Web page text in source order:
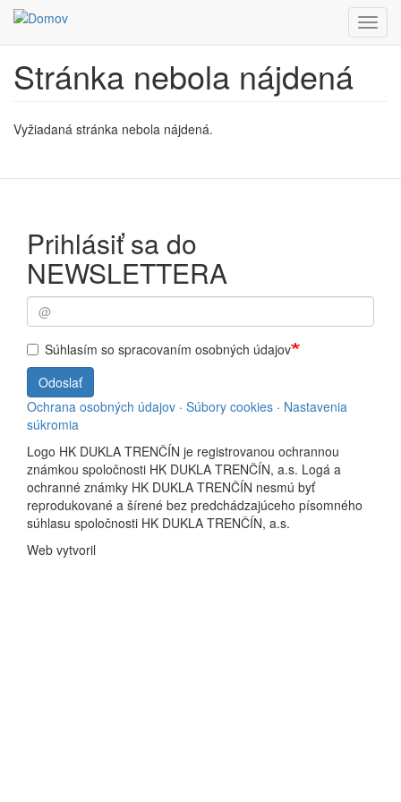
Skočiť
obsah
Stránka nebola nájdená
Vyžiadaná stránka nebola nájdená.
Prihlásiť sa do
NEWSLETTERA
Súhlasím so spracovaním osobných údajov
Odoslať
Ochrana osobných údajov · Súbory cookies · Nastavenia
súkromia
Logo HK DUKLA TRENČÍN je registrovanou ochrannou
známkou spoločnosti HK DUKLA TRENČÍN, a.s. Logá a
ochranné známky HK DUKLA TRENČÍN nesmú byť
reprodukované a šírené bez predchádzajúceho písomného
súhlasu spoločnosti HK DUKLA TRENČÍN, a.s.
Web vytvoril